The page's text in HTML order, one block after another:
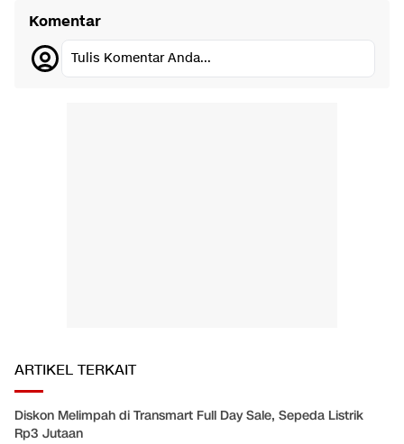
Komentar
Tulis Komentar Anda...
ARTIKEL TERKAIT
Diskon Melimpah di Transmart Full Day Sale, Sepeda Listrik
Rp3 Jutaan